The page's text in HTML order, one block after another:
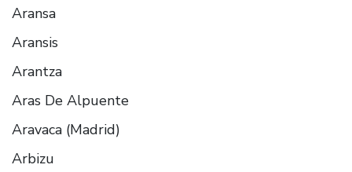
Aransa
Aransis
Arantza
Aras De Alpuente
Aravaca (Madrid)
Arbizu